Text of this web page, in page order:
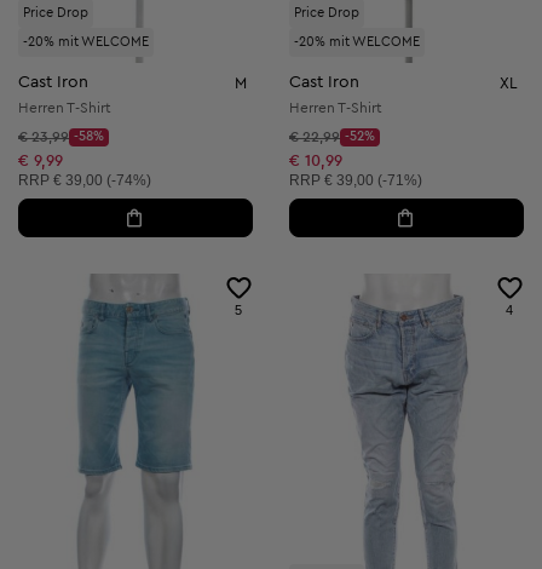
Price Drop
-20% mit WELCOME
Cast Iron M
Herren T-Shirt
Startpreis:
€ 23,99
Discount Price:
-58%
Reduzierter Preis:
€ 9,99
Unverbindliche Preisempfehlung:
RRP € 39,00 (-74%)
Price Drop
-20% mit WELCOME
Cast Iron XL
Herren T-Shirt
Startpreis:
€ 22,99
Discount Price:
-52%
Reduzierter Preis:
€ 10,99
Unverbindliche Preisempfehlung:
RRP € 39,00 (-71%)
5 4